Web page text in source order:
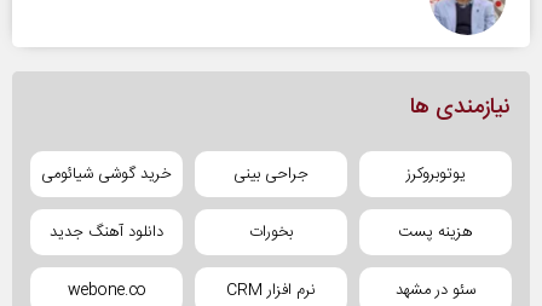
نیازمندی ها
یوتوبروکرز جراحی بینی خرید گوشی شیائومی
هزینه پست بخورات دانلود آهنگ جدید
سئو در مشهد نرم افزار CRM webone.co